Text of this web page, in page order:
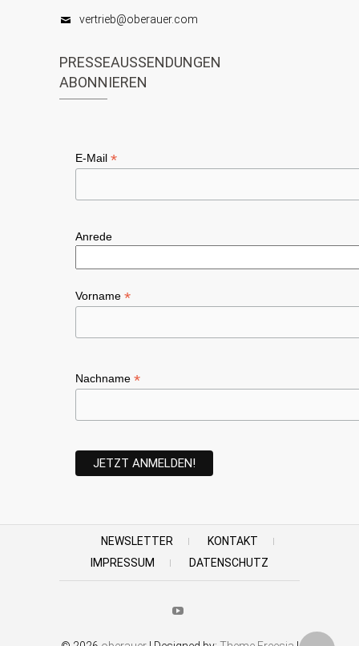
vertrieb@oberauer.com
PRESSEAUSSENDUNGEN
ABONNIEREN
E-Mail *
Anrede
Vorname *
Nachname *
NEWSLETTER
KONTAKT
IMPRESSUM
DATENSCHUTZ
Youtube